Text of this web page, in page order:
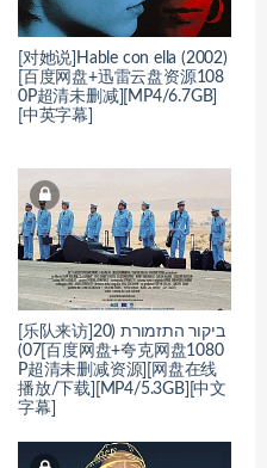
[对她说]Hable con ella (2002)
[百度网盘+迅雷云盘资源108
0P超清未删减][MP4/6.7GB]
[中英字幕]
[乐队来访]ביקור התזמורת (20
07)[百度网盘+夸克网盘1080
P超清未删减资源][网盘在线
播放/下载][MP4/5.3GB][中文
字幕]